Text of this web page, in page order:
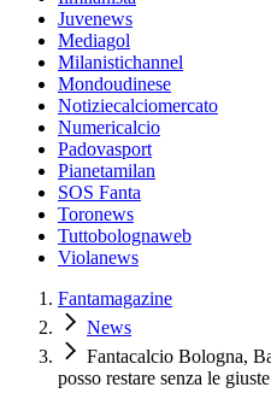
Juvenews
Mediagol
Milanistichannel
Mondoudinese
Notiziecalciomercato
Numericalcio
Padovasport
Pianetamilan
SOS Fanta
Toronews
Tuttobolognaweb
Violanews
Fantamagazine
News
Fantacalcio Bologna,
posso restare senza le